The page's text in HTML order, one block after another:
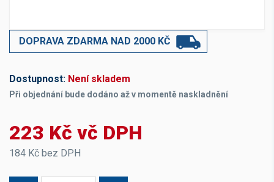
DOPRAVA ZDARMA NAD 2000 KČ
Dostupnost: Není skladem
Při objednání bude dodáno až v momentě naskladnění
223 Kč vč DPH
184 Kč bez DPH